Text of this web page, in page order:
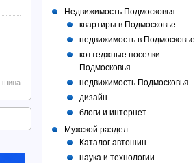
шина
Недвижимость Подмосковья
квартиры в Подмосковье
недвижимость в Подмосковье
коттеджные поселки
Подмосковья
недвижимость Подмосковья
дизайн
блоги и интернет
Мужской раздел
Каталог автошин
наука и технологии